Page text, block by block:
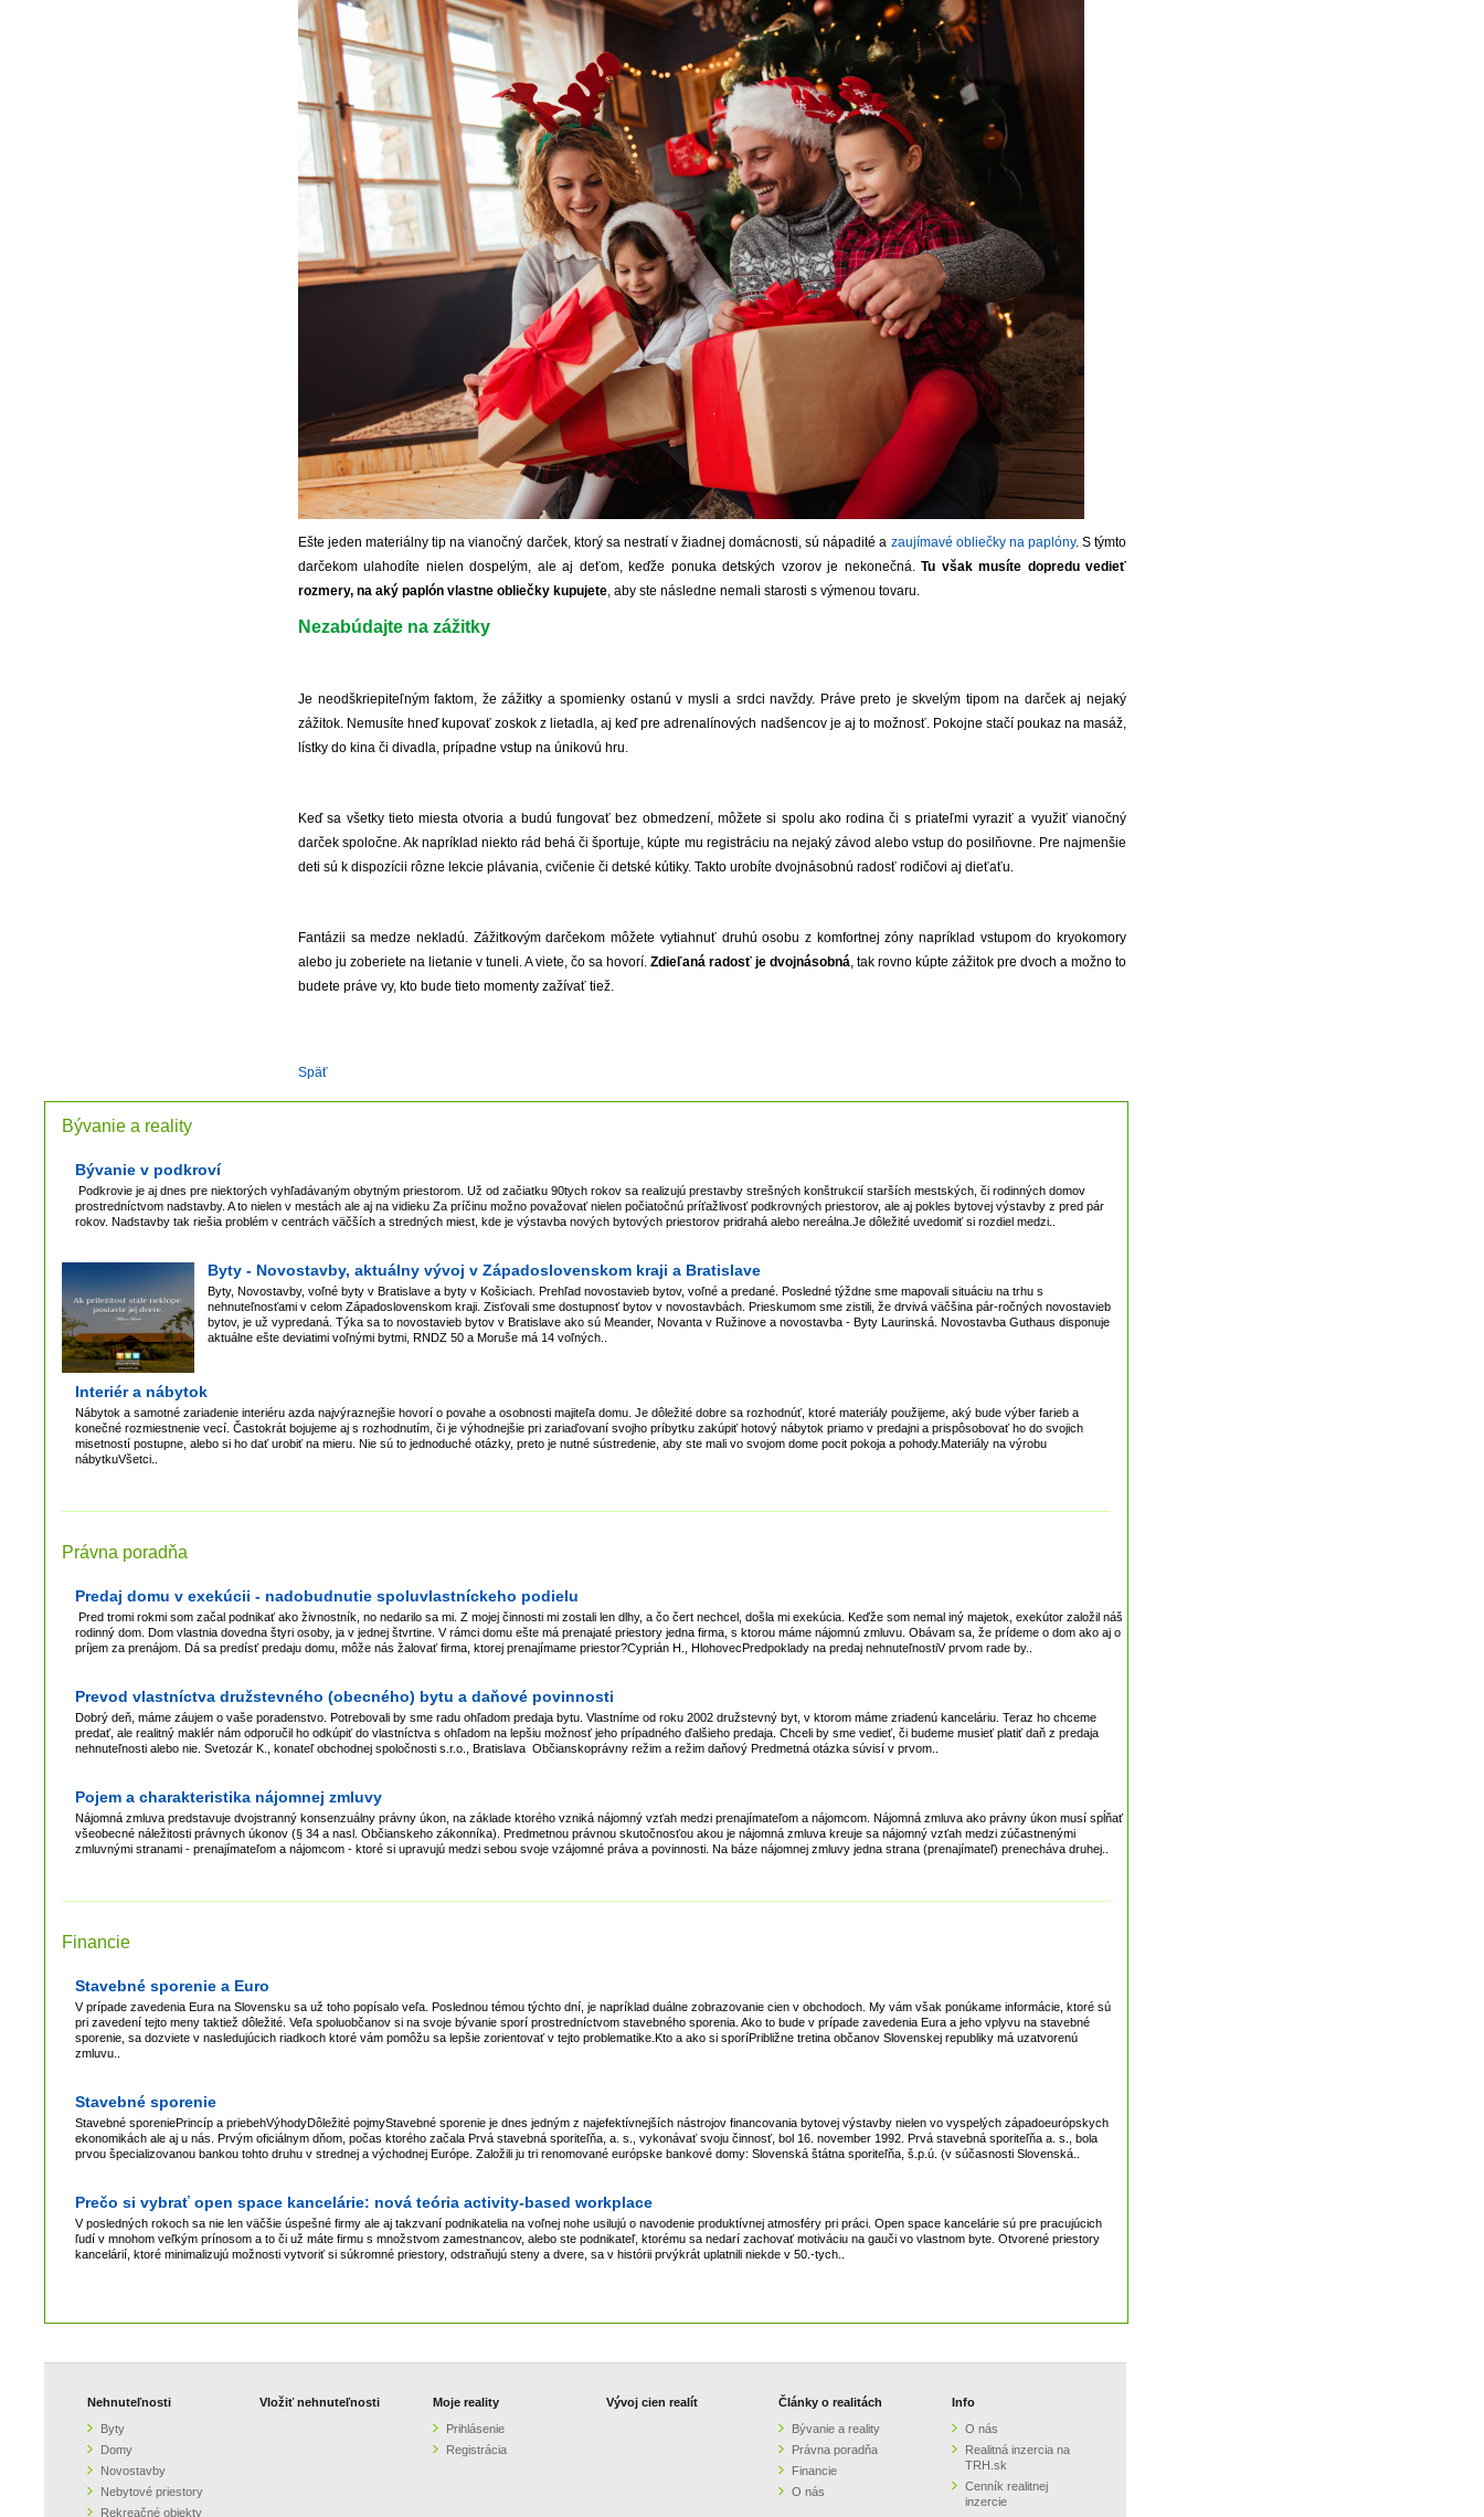
Ešte jeden materiálny tip na vianočný darček, ktorý sa nestratí v žiadnej domácnosti, sú nápadité a zaujímavé obliečky na paplóny. S týmto
darčekom ulahodíte nielen dospelým, ale aj deťom, keďže ponuka detských vzorov je nekonečná.Tu však musíte dopredu vedieť
rozmery, na aký paplón vlastne obliečky kupujete , aby ste následne nemali starosti s výmenou tovaru.
Nezabúdajte na zážitky
Je neodškriepiteľným faktom, že zážitky a spomienky ostanú v mysli a srdci navždy. Práve preto je skvelým tipom na darček aj nejaký
zážitok. Nemusíte hneď kupovať zoskok z lietadla, aj keď pre adrenalínových nadšencov je aj to možnosť. Pokojne stačí poukaz na masáž,
lístky do kina či divadla, prípadne vstup na únikovú hru.
Keď sa všetky tieto miesta otvoria a budú fungovať bez obmedzení, môžete si spolu ako rodina či s priateľmi vyraziť a využiť vianočný
darček spoločne. Ak napríklad niekto rád behá či športuje, kúpte mu registráciu na nejaký závod alebo vstup do posilňovne. Pre najmenšie
deti sú k dispozícii rôzne lekcie plávania, cvičenie či detské kútiky. Takto urobíte dvojnásobnú radosť rodičovi aj dieťaťu.
Fantázii sa medze nekladú. Zážitkovým darčekom môžete vytiahnuť druhú osobu z komfortnej zóny napríklad vstupom do kryokomory
alebo ju zoberiete na lietanie v tuneli. A viete, čo sa hovorí. Zdieľaná radosť je dvojnásobná , tak rovno kúpte zážitok pre dvoch a možno to
budete práve vy, kto bude tieto momenty zažívať tiež.
Späť
Bývanie a reality
Bývanie v podkroví
Podkrovie je aj dnes pre niektorých vyhľadávaným obytným priestorom. Už od začiatku 90tych rokov sa realizujú prestavby strešných konštrukcií starších mestských, či rodinných domov
prostredníctvom nadstavby. A to nielen v mestách ale aj na vidieku Za príčinu možno považovať nielen počiatočnú príťažlivosť podkrovných priestorov, ale aj pokles bytovej výstavby z pred pár
rokov. Nadstavby tak riešia problém v centrách väčších a stredných miest, kde je výstavba nových bytových priestorov pridrahá alebo nereálna.Je dôležité uvedomiť si rozdiel medzi..
Byty - Novostavby, aktuálny vývoj v Západoslovenskom kraji a Bratislave
Byty, Novostavby, voľné byty v Bratislave a byty v Košiciach. Prehľad novostavieb bytov, voľné a predané. Posledné týždne sme mapovali situáciu na trhu s
nehnuteľnosťami v celom Západoslovenskom kraji. Zisťovali sme dostupnosť bytov v novostavbách. Prieskumom sme zistili, že drvivá väčšina pár-ročných novostavieb
bytov, je už vypredaná. Týka sa to novostavieb bytov v Bratislave ako sú Meander, Novanta v Ružinove a novostavba - Byty Laurinská. Novostavba Guthaus disponuje
aktuálne ešte deviatimi voľnými bytmi, RNDZ 50 a Moruše má 14 voľných..
Interiér a nábytok
Nábytok a samotné zariadenie interiéru azda najvýraznejšie hovorí o povahe a osobnosti majiteľa domu. Je dôležité dobre sa rozhodnúť, ktoré materiály použijeme, aký bude výber farieb a
konečné rozmiestnenie vecí. Častokrát bojujeme aj s rozhodnutím, či je výhodnejšie pri zariaďovaní svojho príbytku zakúpiť hotový nábytok priamo v predajni a prispôsobovať ho do svojich
misetností postupne, alebo si ho dať urobiť na mieru. Nie sú to jednoduché otázky, preto je nutné sústredenie, aby ste mali vo svojom dome pocit pokoja a pohody.Materiály na výrobu
nábytkuVšetci..
Právna poradňa
Predaj domu v exekúcii - nadobudnutie spoluvlastníckeho podielu
Pred tromi rokmi som začal podnikať ako živnostník, no nedarilo sa mi. Z mojej činnosti mi zostali len dlhy, a čo čert nechcel, došla mi exekúcia. Keďže som nemal iný majetok, exekútor založil náš
rodinný dom. Dom vlastnia dovedna štyri osoby, ja v jednej štvrtine. V rámci domu ešte má prenajaté priestory jedna firma, s ktorou máme nájomnú zmluvu. Obávam sa, že prídeme o dom ako aj o
príjem za prenájom. Dá sa predísť predaju domu, môže nás žalovať firma, ktorej prenajímame priestor?Cyprián H., HlohovecPredpoklady na predaj nehnuteľnostiV prvom rade by..
Prevod vlastníctva družstevného (obecného) bytu a daňové povinnosti
Dobrý deň, máme záujem o vaše poradenstvo. Potrebovali by sme radu ohľadom predaja bytu. Vlastníme od roku 2002 družstevný byt, v ktorom máme zriadenú kanceláriu. Teraz ho chceme
predať, ale realitný maklér nám odporučil ho odkúpiť do vlastníctva s ohľadom na lepšiu možnosť jeho prípadného ďalšieho predaja. Chceli by sme vedieť, či budeme musieť platiť daň z predaja
nehnuteľnosti alebo nie. Svetozár K., konateľ obchodnej spoločnosti s.r.o., Bratislava Občianskoprávny režim a režim daňový Predmetná otázka súvisí v prvom..
Pojem a charakteristika nájomnej zmluvy
Nájomná zmluva predstavuje dvojstranný konsenzuálny právny úkon, na základe ktorého vzniká nájomný vzťah medzi prenajímateľom a nájomcom. Nájomná zmluva ako právny úkon musí spĺňať
všeobecné náležitosti právnych úkonov (§ 34 a nasl. Občianskeho zákonníka). Predmetnou právnou skutočnosťou akou je nájomná zmluva kreuje sa nájomný vzťah medzi zúčastnenými
zmluvnými stranami - prenajímateľom a nájomcom - ktoré si upravujú medzi sebou svoje vzájomné práva a povinnosti. Na báze nájomnej zmluvy jedna strana (prenajímateľ) prenecháva druhej..
Financie
Stavebné sporenie a Euro
V prípade zavedenia Eura na Slovensku sa už toho popísalo veľa. Poslednou témou týchto dní, je napríklad duálne zobrazovanie cien v obchodoch. My vám však ponúkame informácie, ktoré sú
pri zavedení tejto meny taktiež dôležité. Veľa spoluobčanov si na svoje bývanie sporí prostredníctvom stavebného sporenia. Ako to bude v prípade zavedenia Eura a jeho vplyvu na stavebné
sporenie, sa dozviete v nasledujúcich riadkoch ktoré vám pomôžu sa lepšie zorientovať v tejto problematike.Kto a ako si sporíPribližne tretina občanov Slovenskej republiky má uzatvorenú
zmluvu..
Stavebné sporenie
Stavebné sporeniePrincíp a priebehVýhodyDôležité pojmyStavebné sporenie je dnes jedným z najefektívnejších nástrojov financovania bytovej výstavby nielen vo vyspelých západoeurópskych
ekonomikách ale aj u nás. Prvým oficiálnym dňom, počas ktorého začala Prvá stavebná sporiteľňa, a. s., vykonávať svoju činnosť, bol 16. november 1992. Prvá stavebná sporiteľňa a. s., bola
prvou špecializovanou bankou tohto druhu v strednej a východnej Európe. Založili ju tri renomované európske bankové domy: Slovenská štátna sporiteľňa, š.p.ú. (v súčasnosti Slovenská..
Prečo si vybrať open space kancelárie: nová teória activity-based workplace
V posledných rokoch sa nie len väčšie úspešné firmy ale aj takzvaní podnikatelia na voľnej nohe usilujú o navodenie produktívnej atmosféry pri práci. Open space kancelárie sú pre pracujúcich
ľudí v mnohom veľkým prínosom a to či už máte firmu s množstvom zamestnancov, alebo ste podnikateľ, ktorému sa nedarí zachovať motiváciu na gauči vo vlastnom byte. Otvorené priestory
kancelárií, ktoré minimalizujú možnosti vytvoriť si súkromné priestory, odstraňujú steny a dvere, sa v histórii prvýkrát uplatnili niekde v 50.-tych..
Nehnuteľnosti
Byty
Domy
Novostavby
Nebytové priestory
Rekreačné objekty
Vložiť nehnuteľnosti
Moje reality
Prihlásenie
Registrácia
Vývoj cien realít
Články o realitách
Bývanie a reality
Právna poradňa
Financie
O nás
Info
O nás
Realitná inzercia na
TRH.sk
Cenník realitnej
inzercie